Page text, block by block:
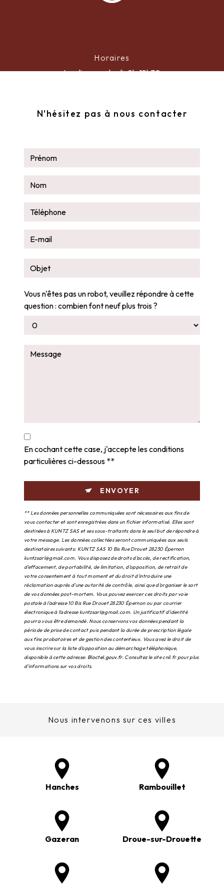
Horaires
Lundi au vendredi : 8h-18h30
N'hésitez pas à nous contacter
Vous n'êtes pas un robot, veuillez répondre à cette
question : combien font neuf plus trois ?
En cochant cette case, j'accepte les conditions
particulières ci-dessous **
ENVOYER
** Les données personnelles communiquées sont nécessaires aux fins de
vous contacter et sont enregistrées dans un fichier informatisé. Elles sont
destinées à KUNTZ SAS et ses sous-traitants dans le seul but de répondre à
votre message. Les données collectées seront communiquées aux seuls
destinataires suivants: KUNTZ SAS 10 Bis Rue Drouet 28230 Épernon
kuntzsarl@gmail.com. Vous disposez de droits d’accès, de rectification,
d’effacement, de portabilité, de limitation, d’opposition, de retrait de
votre consentement à tout moment et du droit d’introduire une
réclamation auprès d’une autorité de contrôle, ainsi que d’organiser le sort
de vos données post-mortem. Vous pouvez exercer ces droits par voie
postale à l'adresse 10 Bis Rue Drouet 28230 Épernon ou par courrier
électronique à l'adresse kuntzsarl@gmail.com. Un justificatif d'identité
pourra vous être demandé. Nous conservons vos données pendant la
période de prise de contact puis pendant la durée de prescription légale
aux fins probatoires et de gestion des contentieux. Vous avez le droit de
vous inscrire sur la liste d'opposition au démarchage téléphonique,
disponible à cette adresse: Bloctel.gouv.fr. Consultez le site cnil.fr pour plus
d’informations sur vos droits.
Nous intervenons sur ces villes
Hanches Rambouillet
Gazeran Droue-sur-Drouette